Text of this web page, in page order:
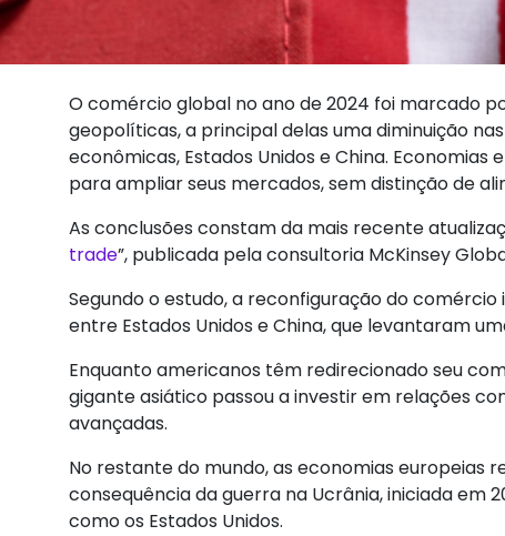
O comércio global no ano de 2024 foi marcado
geopolíticas, a principal delas uma diminuição
econômicas, Estados Unidos e China.
para ampliar seus mercados, sem distinção de
As conclusões constam da mais recente
trade”, publicada pela consultoria McKinsey
Segundo o estudo, a reconfiguração do
entre Estados Unidos e China, que levantaram
Enquanto americanos têm redirecionado seu
gigante asiático passou a investir em relações
avançadas.
No restante do mundo, as economias europeias
consequência da guerra na Ucrânia, iniciada em
como os Estados Unidos.